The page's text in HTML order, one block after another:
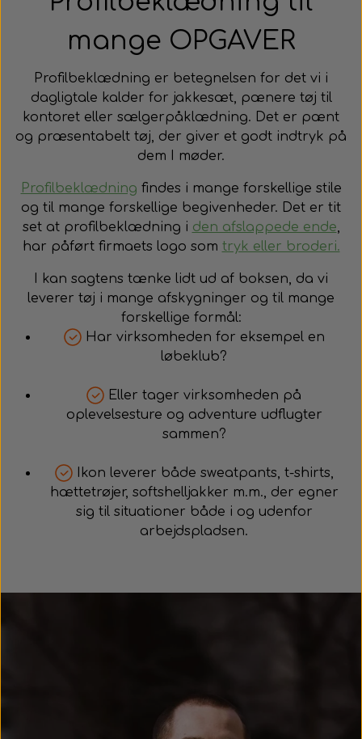
mange OPGAVER
Profilbeklædning er betegnelsen for det vi i
dagligtale kalder for jakkesæt, pænere tøj til
kontoret eller sælgerpåklædning. Det er pænt
og præsentabelt tøj, der giver et godt indtryk på
dem I møder.
Profilbeklædning findes i mange forskellige stile
og til mange forskellige begivenheder. Det er tit
set at profilbeklædning i den afslappede ende,
har påført firmaets logo som tryk eller broderi.
I kan sagtens tænke lidt ud af boksen, da vi
leverer tøj i mange afskygninger og til mange
forskellige formål:
Har virksomheden for eksempel en
løbeklub?
Eller tager virksomheden på
oplevelsesture og adventure udflugter
sammen?
Ikon leverer både sweatpants, t-shirts,
hættetrøjer, softshelljakker m.m., der egner
sig til situationer både i og udenfor
arbejdspladsen.